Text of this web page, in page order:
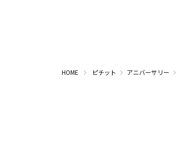
HOME ピチット アニバーサリー